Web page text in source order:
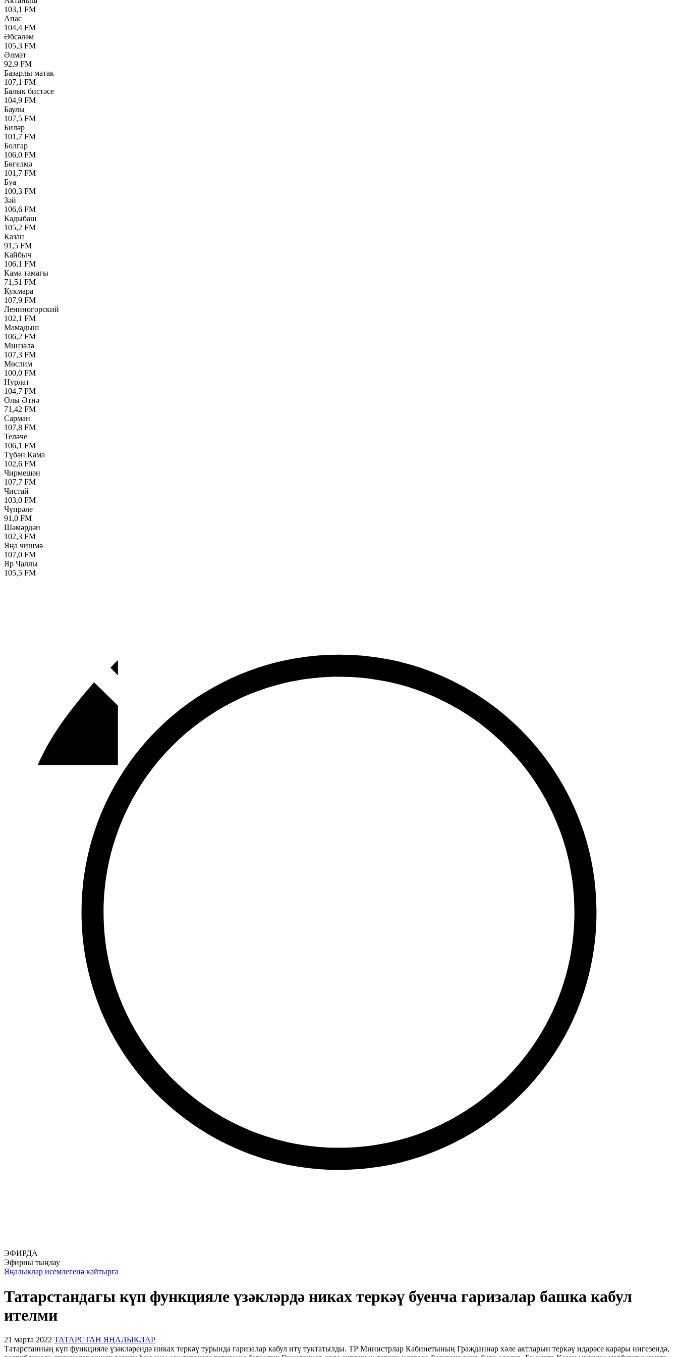
103,1 FM
Апас
104,4 FM
Әбсәләм
105,3 FM
Әлмәт
92,9 FM
Базарлы матак
107,1 FM
Балык бистәсе
104,9 FM
Баулы
107,5 FM
Биләр
101,7 FM
Болгар
106,0 FM
Бөгелмә
101,7 FM
Буа
100,3 FM
Зәй
106,6 FM
Кадыбаш
105,2 FM
Казан
91,5 FM
Кайбыч
106,1 FM
Кама тамагы
71,51 FM
Кукмара
107,9 FM
Лениногорский
102,1 FM
Мамадыш
106,2 FM
Минзәлә
107,3 FM
Мөслим
100,0 FM
Нурлат
104,7 FM
Олы Әтнә
71,42 FM
Сарман
107,8 FM
Теләче
106,1 FM
Түбән Кама
102,6 FM
Чирмешән
107,7 FM
Чистай
103,0 FM
Чүпрәле
91,0 FM
Шәмәрдән
102,3 FM
Яңа чишмә
107,0 FM
Яр Чаллы
105,5 FM
ЭФИРДА
Эфирны тыңлау
Яңалыклар исемлегенә кайтырга
Татарстандагы күп функцияле үзәкләрдә никах теркәү буенча гаризалар башка кабул
ителми
21 марта 2022 ТАТАРСТАН ЯҢАЛЫКЛАР
Татарстанның күп функцияле үзәкләрендә никах теркәү турында гаризалар кабул итү туктатылды. ТР Министрлар Кабинетының Гражданнар хәле актларын теркәү идарәсе карары нигезендә,